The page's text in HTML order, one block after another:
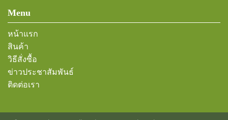
Menu
หน้าแรก
สินค้า
วิธีสั่งซื้อ
ข่าวประชาสัมพันธ์
ติดต่อเรา